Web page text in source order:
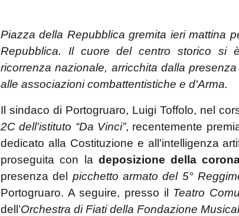
Piazza della Repubblica gremita ieri mattina
Repubblica. Il cuore del centro storico si
ricorrenza nazionale, arricchita dalla
alle associazioni combattentistiche e d'Arma.
Il sindaco di Portogruaro, Luigi Toffolo, nel
2C dell'istituto “Da Vinci”, recentemente
dedicato alla Costituzione e all'intelligenza
proseguita con la deposizione della
presenza del picchetto armato del 5°
Portogruaro. A seguire, presso il Teatro
dell’Orchestra di Fiati della Fondazione